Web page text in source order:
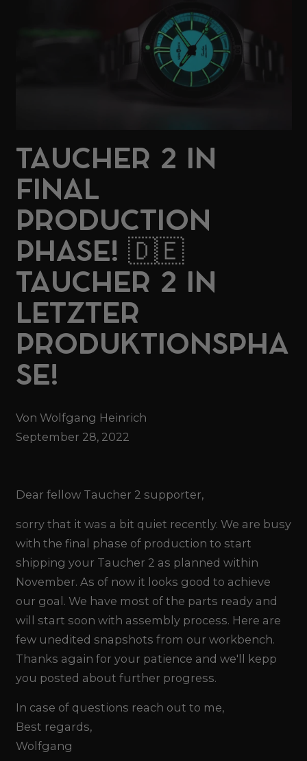
TAUCHER 2 IN
FINAL
PRODUCTION
PHASE! 🇩🇪
TAUCHER 2 IN
LETZTER
PRODUKTIONSPHA
SE!
Von Wolfgang Heinrich
September 28, 2022
Dear fellow Taucher 2 supporter,
sorry that it was a bit quiet recently. We are busy
with the final phase of production to start
shipping your Taucher 2 as planned within
November. As of now it looks good to achieve
our goal. We have most of the parts ready and
will start soon with assembly process. Here are
few unedited snapshots from our workbench.
Thanks again for your patience and we'll kepp
you posted about further progress.
In case of questions reach out to me,
Best regards,
Wolfgang